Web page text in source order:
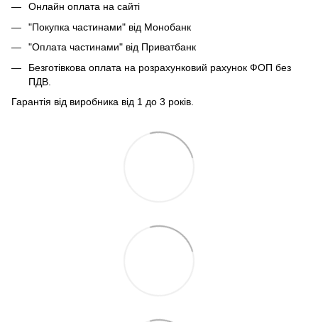
Онлайн оплата на сайті
"Покупка частинами" від Монобанк
"Оплата частинами" від Приватбанк
Безготівкова оплата на розрахунковий рахунок ФОП без
ПДВ.
Гарантія від виробника від 1 до 3 років.